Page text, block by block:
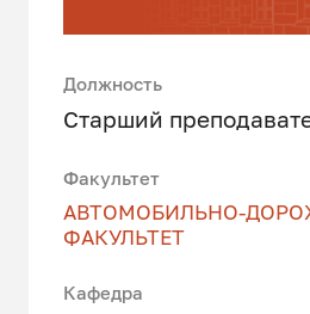
Должность
Старший
Факультет
АВТОМОБИЛЬНО-
ФАКУЛЬТЕТ
Кафедра